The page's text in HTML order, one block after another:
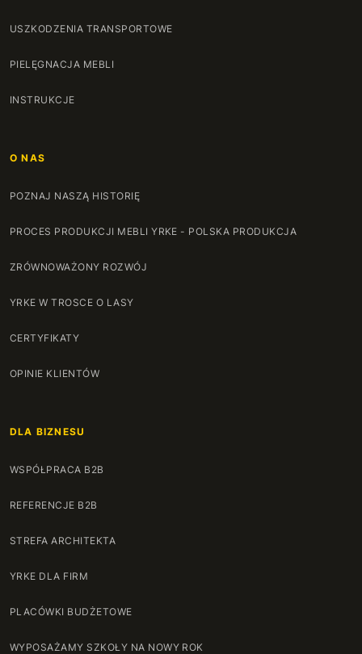
USZKODZENIA TRANSPORTOWE
PIELĘGNACJA MEBLI
INSTRUKCJE
O NAS
POZNAJ NASZĄ HISTORIĘ
PROCES PRODUKCJI MEBLI YRKE - POLSKA PRODUKCJA
ZRÓWNOWAŻONY ROZWÓJ
YRKE W TROSCE O LASY
CERTYFIKATY
OPINIE KLIENTÓW
DLA BIZNESU
WSPÓŁPRACA B2B
REFERENCJE B2B
STREFA ARCHITEKTA
YRKE DLA FIRM
PLACÓWKI BUDŻETOWE
WYPOSAŻAMY SZKOŁY NA NOWY ROK